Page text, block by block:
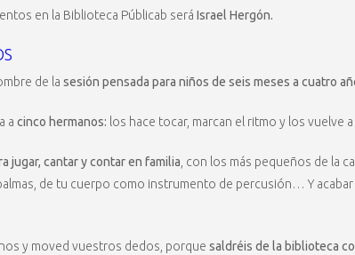
en la Biblioteca Públicab será Israel Hergón.
de la sesión pensada para niños de seis meses a cuatro
a cinco hermanos: los hace tocar, marcan el ritmo y los vuelve a
jugar, cantar y contar en familia, con los más pequeños de la
de tu cuerpo como instrumento de percusión… Y
y moved vuestros dedos, porque saldréis de la biblioteca